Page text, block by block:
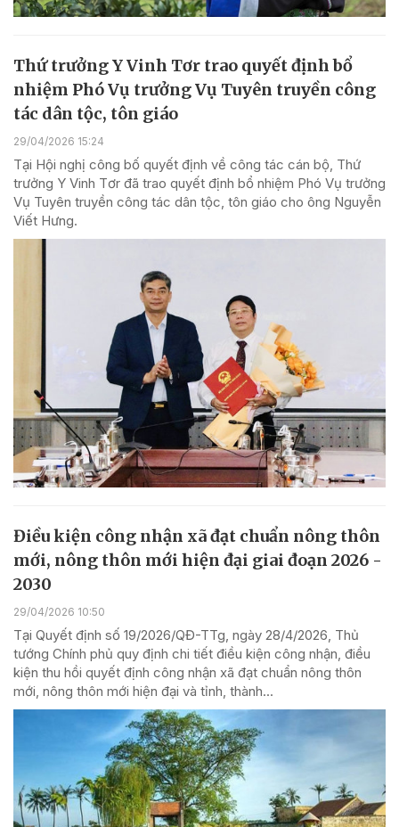
Thứ trưởng Y Vinh Tơr trao quyết định bổ
nhiệm Phó Vụ trưởng Vụ Tuyên truyền công
tác dân tộc, tôn giáo
29/04/2026 15:24
Tại Hội nghị công bố quyết định về công tác cán bộ, Thứ
trưởng Y Vinh Tơr đã trao quyết định bổ nhiệm Phó Vụ trưởng
Vụ Tuyên truyền công tác dân tộc, tôn giáo cho ông Nguyễn
Viết Hưng.
Điều kiện công nhận xã đạt chuẩn nông thôn
mới, nông thôn mới hiện đại giai đoạn 2026 -
2030
29/04/2026 10:50
Tại Quyết định số 19/2026/QĐ-TTg, ngày 28/4/2026, Thủ
tướng Chính phủ quy định chi tiết điều kiện công nhận, điều
kiện thu hồi quyết định công nhận xã đạt chuẩn nông thôn
mới, nông thôn mới hiện đại và tỉnh, thành...